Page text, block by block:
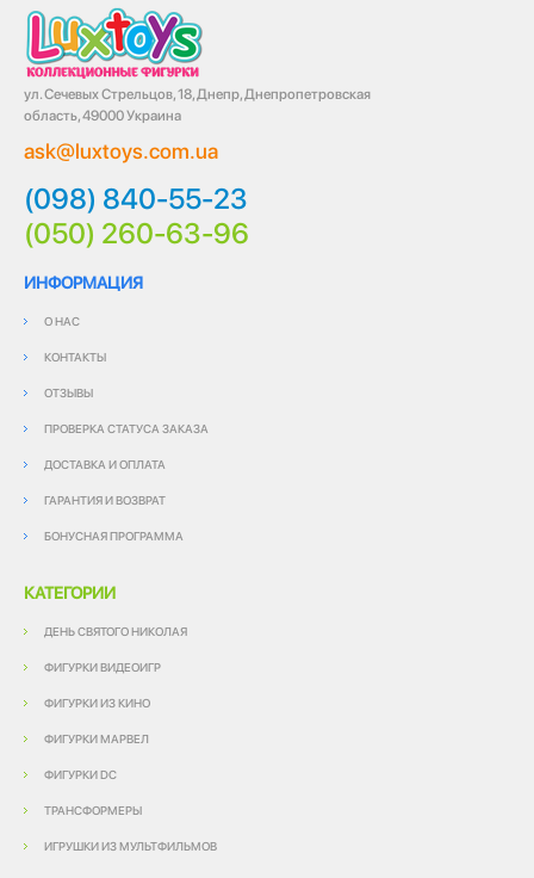
ул. Сечевых Стрельцов, 18, Днепр, Днепропетровская
область, 49000 Украина
ask@luxtoys.com.ua
(098) 840-55-23
(050) 260-63-96
ИНФОРМАЦИЯ
О НАС
КОНТАКТЫ
ОТЗЫВЫ
ПРОВЕРКА СТАТУСА ЗАКАЗА
ДОСТАВКА И ОПЛАТА
ГАРАНТИЯ И ВОЗВРАТ
БОНУСНАЯ ПРОГРАММА
КАТЕГОРИИ
ДЕНЬ СВЯТОГО НИКОЛАЯ
ФИГУРКИ ВИДЕОИГР
ФИГУРКИ ИЗ КИНО
ФИГУРКИ МАРВЕЛ
ФИГУРКИ DC
ТРАНСФОРМЕРЫ
ИГРУШКИ ИЗ МУЛЬТФИЛЬМОВ